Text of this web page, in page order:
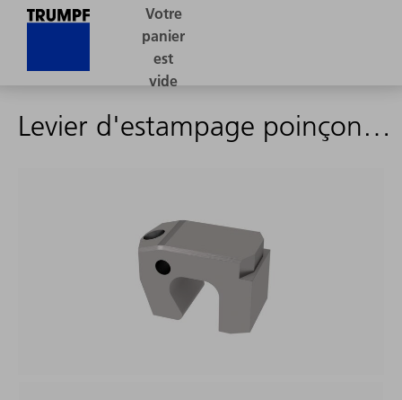
Levier d'estampage poinçon à charnière, outil 1, diamètre de charnière D 5,0 mm, épaisseur tôle s 1,0 mm